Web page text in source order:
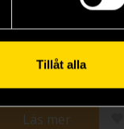
Tillåt alla
Whatever
319 kr
Läs mer